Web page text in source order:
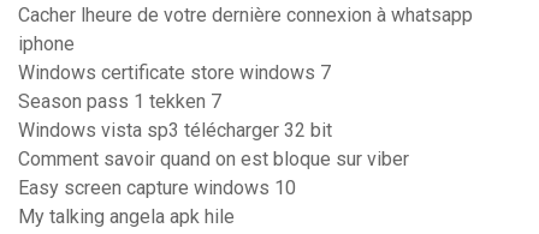
Cacher lheure de votre dernière connexion à whatsapp
iphone
Windows certificate store windows 7
Season pass 1 tekken 7
Windows vista sp3 télécharger 32 bit
Comment savoir quand on est bloque sur viber
Easy screen capture windows 10
My talking angela apk hile